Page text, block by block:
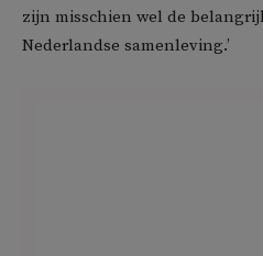
zijn misschien wel de
Nederlandse samenleving.’